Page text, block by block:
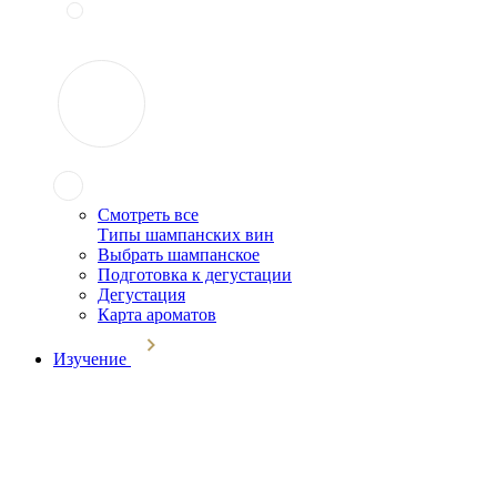
Смотреть все
Типы шампанских вин
Выбрать шампанское
Подготовка к дегустации
Дегустация
Карта ароматов
Изучение